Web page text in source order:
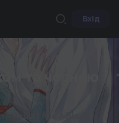
Вхід
та чорною
Rabbit And A Black